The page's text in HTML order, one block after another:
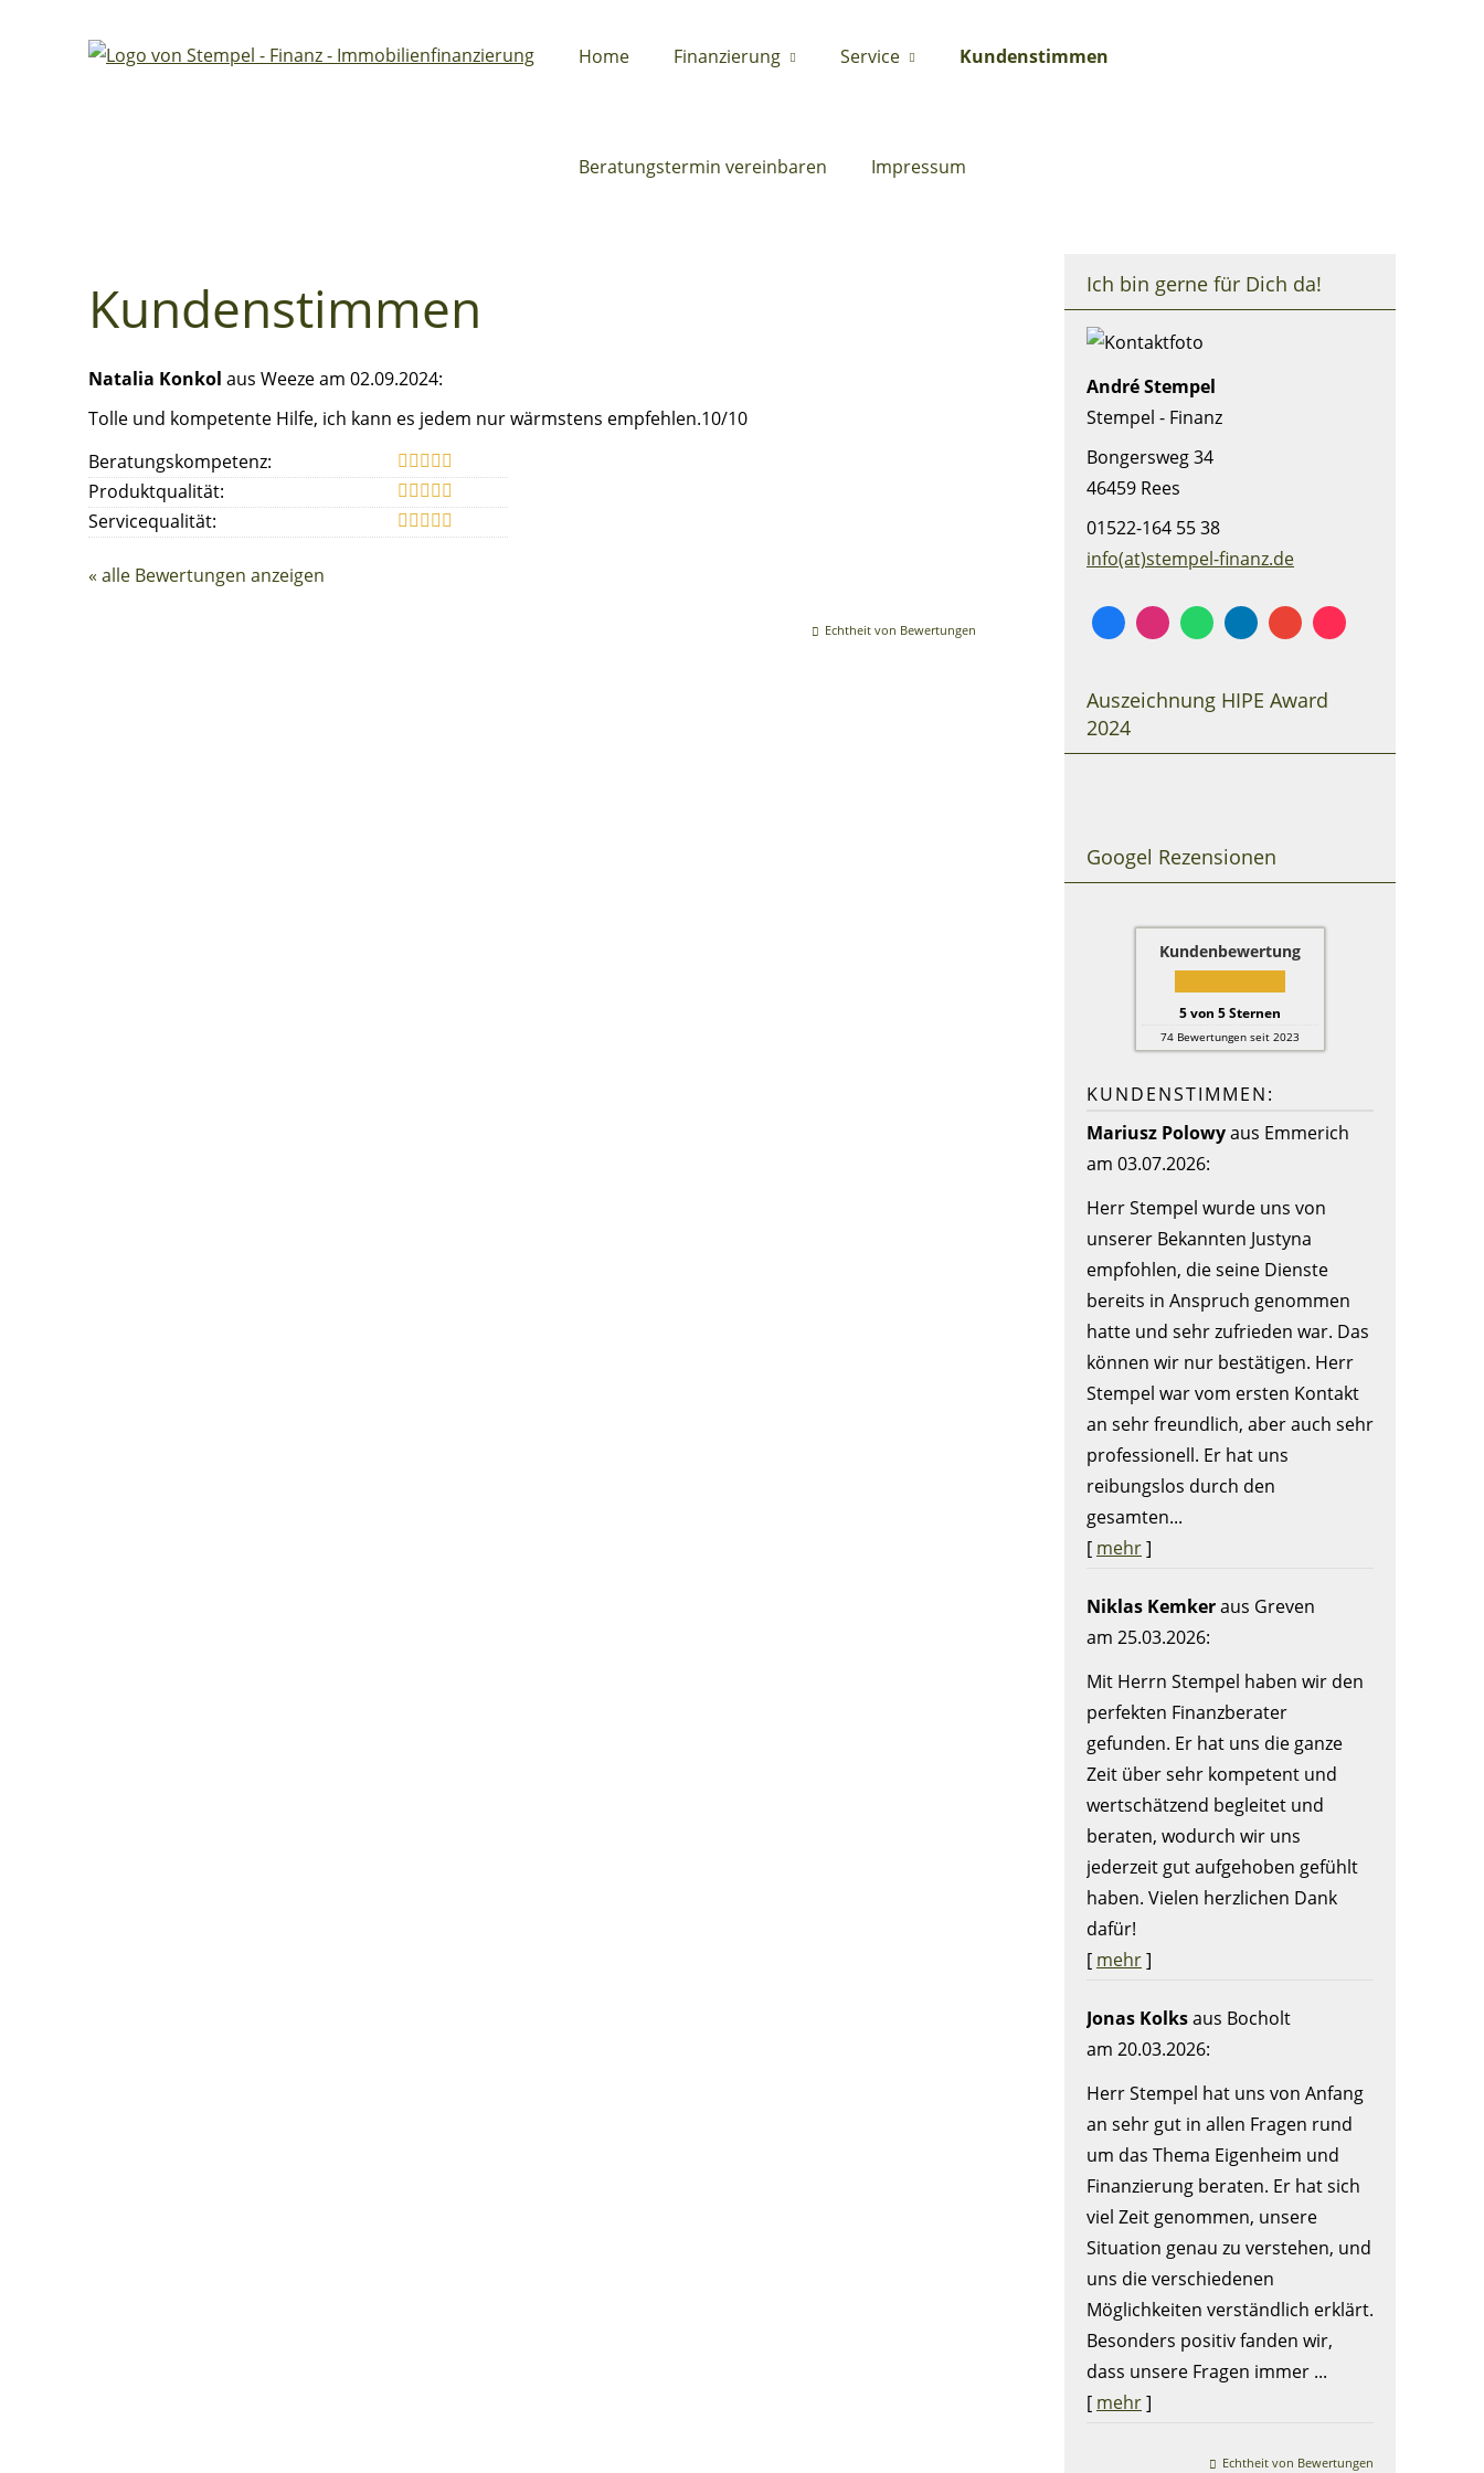
Home Finanzierung Service Kundenstimmen
Beratungstermin vereinbaren Impressum
Ich bin gerne für Dich da!
André Stempel
Stempel - Finanz
Bongersweg 34
46459 Rees
01522-164 55 38
info(at)stempel-finanz.de
Auszeichnung HIPE Award
2024
Googel Rezensionen
Kundenbewertung
5von 5Sternen
74 Bewertungen seit 2023
KUNDENSTIMMEN:
Mariusz Polowyaus Emmerich
am 03.07.2026:
Herr Stempel wurde uns von
unserer Bekannten Justyna
empfohlen, die seine Dienste
bereits in Anspruch genommen
hatte und sehr zufrieden war. Das
können wir nur bestätigen. Herr
Stempel war vom ersten Kontakt
an sehr freundlich, aber auch sehr
professionell. Er hat uns
reibungslos durch den
gesamten...
[ mehr]
Niklas Kemkeraus Greven
am 25.03.2026:
Mit Herrn Stempel haben wir den
perfekten Finanzberater
gefunden. Er hat uns die ganze
Zeit über sehr kompetent und
wertschätzend begleitet und
beraten, wodurch wir uns
jederzeit gut aufgehoben gefühlt
haben. Vielen herzlichen Dank
dafür!
[ mehr]
Jonas Kolksaus Bocholt
am 20.03.2026:
Herr Stempel hat uns von Anfang
an sehr gut in allen Fragen rund
um das Thema Eigenheim und
Finanzierung beraten. Er hat sich
viel Zeit genommen, unsere
Situation genau zu verstehen, und
uns die verschiedenen
Möglichkeiten verständlich erklärt.
Besonders positiv fanden wir,
dass unsere Fragen immer ...
[ mehr]
Echtheit von Bewertungen
Kundenstimmen
Natalia Konkol aus Weezeam 02.09.2024:
Tolle und kompetente Hilfe, ich kann es jedem nur wärmstens empfehlen.10/10
Beratungskompetenz:
Produktqualität:
Servicequalität:
« alle Bewertungen anzeigen
Echtheit von Bewertungen